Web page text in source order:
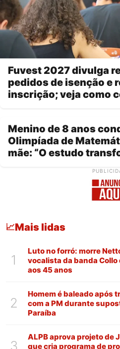
Fuvest 2027 divulga
pedidos de isenção e
inscrição; veja como
Menino de 8 anos
Olimpíada de
mãe: “O estudo
📈Mais lidas
1
Luto no forró: morre
vocalista da banda Collo
aos 45 anos
2
Homem é baleado após
com a PM durante
Paraíba
ALPB aprova projeto de
que cria programa de